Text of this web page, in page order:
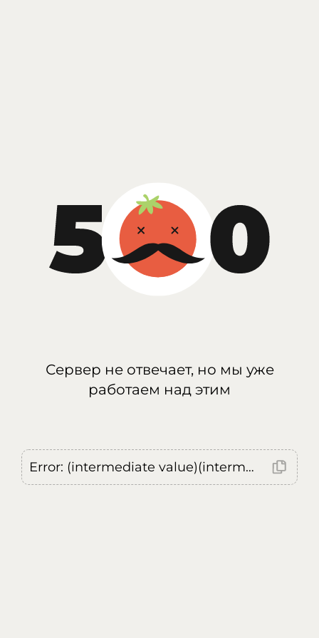
Сервер не отвечает, но мы уже
работаем над этим
Error: (intermediate value)(intermediate value)(intermediate value).replaceAll is not a function